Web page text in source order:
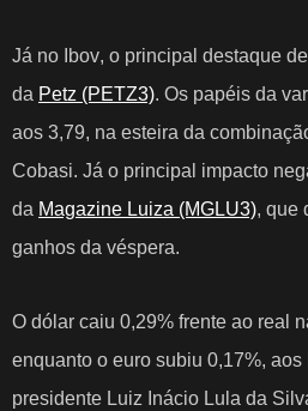
Já no Ibov, o principal destaque
da Petz (PETZ3). Os papéis da
aos 3,79, na esteira da
Cobasi. Já o principal impacto
da Magazine Luiza (MGLU3), que
ganhos da véspera.
O dólar caiu 0,29% frente ao real
enquanto o euro subiu 0,17%, aos
presidente Luiz Inácio Lula da